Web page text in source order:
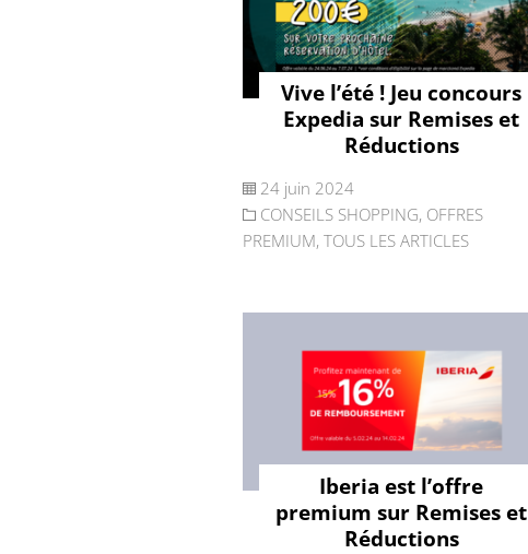
Vive l’été ! Jeu concours
Expedia sur Remises et
Réductions
24 juin 2024
CONSEILS SHOPPING, OFFRES
PREMIUM, TOUS LES ARTICLES
Iberia est l’offre
premium sur Remises et
Réductions